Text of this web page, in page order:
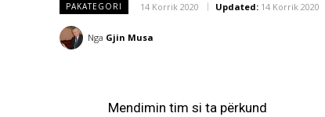
PAKATEGORI 14 Korrik 2020 Updated: 14 Korrik 2020
Nga Gjin Musa
Mendimin tim si ta përkund